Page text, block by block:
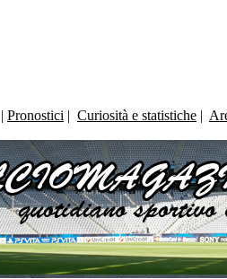
| Pronostici | Curiosità e statistiche |